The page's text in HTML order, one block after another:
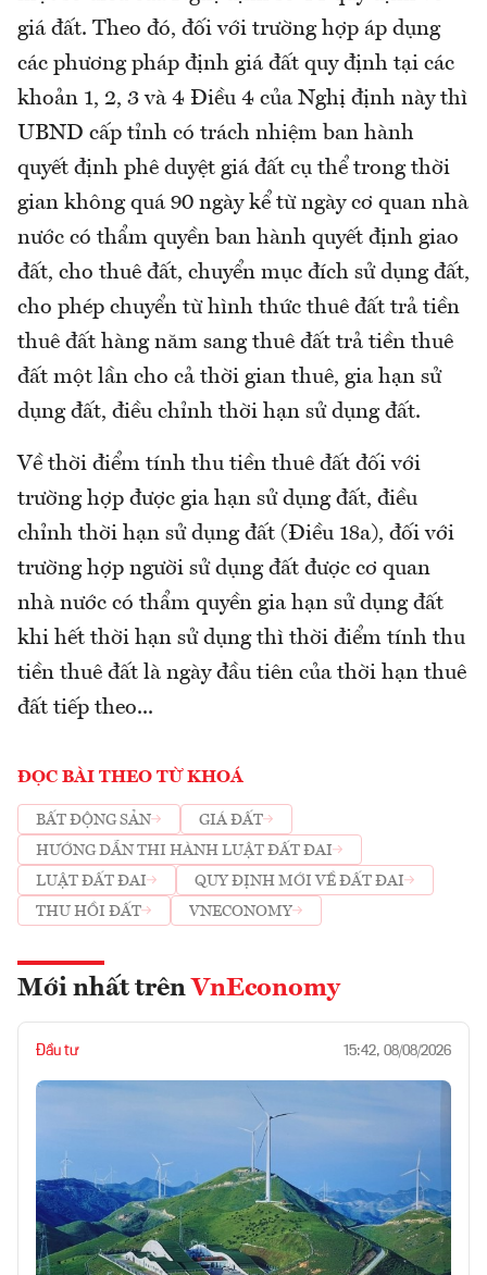
giá đất. Theo đó, đối với trường hợp áp dụng
các phương pháp định giá đất quy định tại các
khoản 1, 2, 3 và 4 Điều 4 của Nghị định này thì
UBND cấp tỉnh có trách nhiệm ban hành
quyết định phê duyệt giá đất cụ thể trong thời
gian không quá 90 ngày kể từ ngày cơ quan nhà
nước có thẩm quyền ban hành quyết định giao
đất, cho thuê đất, chuyển mục đích sử dụng đất,
cho phép chuyển từ hình thức thuê đất trả tiền
thuê đất hàng năm sang thuê đất trả tiền thuê
đất một lần cho cả thời gian thuê, gia hạn sử
dụng đất, điều chỉnh thời hạn sử dụng đất.
Về thời điểm tính thu tiền thuê đất đối với
trường hợp được gia hạn sử dụng đất, điều
chỉnh thời hạn sử dụng đất (Điều 18a), đối với
trường hợp người sử dụng đất được cơ quan
nhà nước có thẩm quyền gia hạn sử dụng đất
khi hết thời hạn sử dụng thì thời điểm tính thu
tiền thuê đất là ngày đầu tiên của thời hạn thuê
đất tiếp theo...
ĐỌC BÀI THEO TỪ KHOÁ
BẤT ĐỘNG SẢN
GIÁ ĐẤT
HƯỚNG DẪN THI HÀNH LUẬT ĐẤT ĐAI
LUẬT ĐẤT ĐAI
QUY ĐỊNH MỚI VỀ ĐẤT ĐAI
THU HỒI ĐẤT
VNECONOMY
Mới nhất trên VnEconomy
Đầu tư 15:42, 08/08/2026